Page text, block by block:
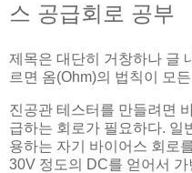
스 공급회로 공부
제목은 대단히 거창하나 글
르면 옴(Ohm)의 법칙이 모
진공관 테스터를 만들려면
급하는 회로가 필요하다. 일
용하는 자기 바이어스 회로
30V 정도의 DC를 얻어서